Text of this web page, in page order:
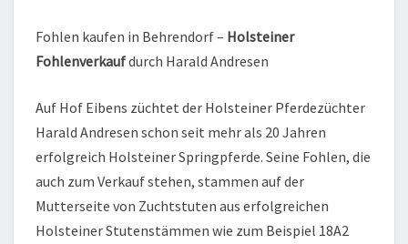
Fohlen kaufen in Behrendorf – Holsteiner
Fohlenverkaufdurch Harald Andresen
Auf Hof Eibens züchtet der Holsteiner Pferdezüchter
Harald Andresen schon seit mehr als 20 Jahren
erfolgreich Holsteiner Springpferde. Seine Fohlen, die
auch zum Verkauf stehen, stammen auf der
Mutterseite von Zuchtstuten aus erfolgreichen
Holsteiner Stutenstämmen wie zum Beispiel 18A2